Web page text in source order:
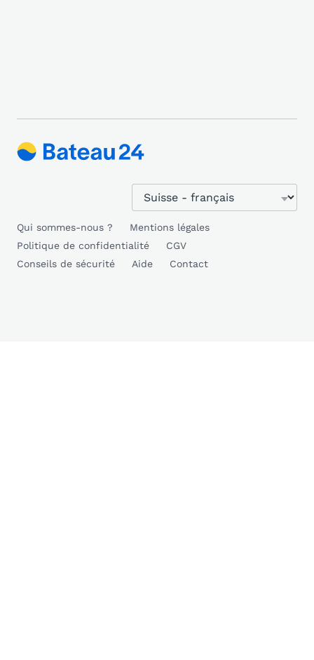
Qui sommes-nous ?
Mentions légales
Politique de confidentialité
CGV
Conseils de sécurité
Aide Contact